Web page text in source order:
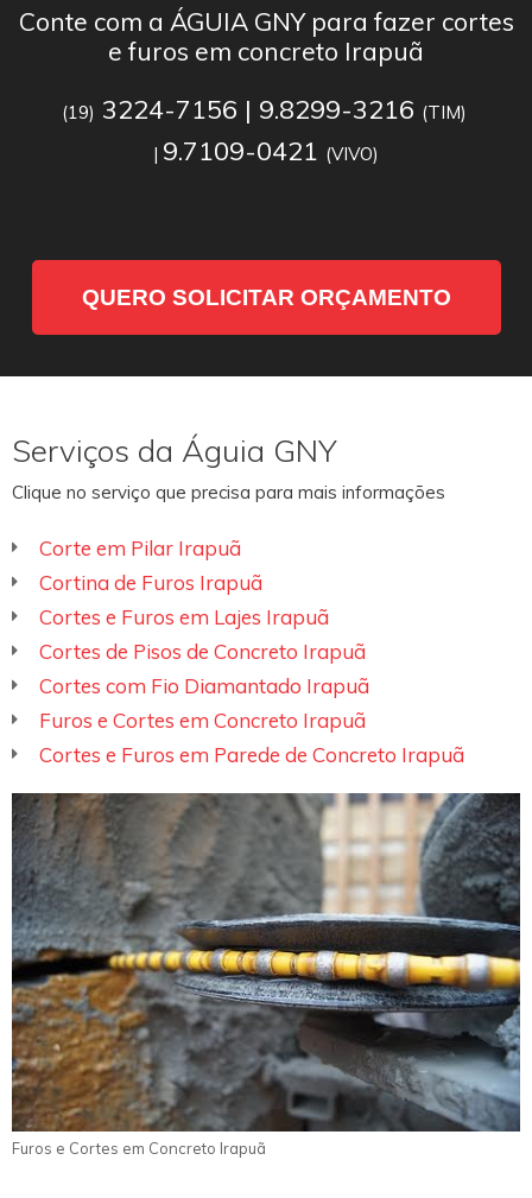
Conte com a ÁGUIA GNY para fazer cortes
e furos em concreto Irapuã
(19) 3224-7156 | 9.8299-3216 (TIM)
| 9.7109-0421 (VIVO)
QUERO SOLICITAR ORÇAMENTO
Serviços da Águia GNY
Clique no serviço que precisa para mais informações
Corte em Pilar Irapuã
Cortina de Furos Irapuã
Cortes e Furos em Lajes Irapuã
Cortes de Pisos de Concreto Irapuã
Cortes com Fio Diamantado Irapuã
Furos e Cortes em Concreto Irapuã
Cortes e Furos em Parede de Concreto Irapuã
Furos e Cortes em Concreto Irapuã